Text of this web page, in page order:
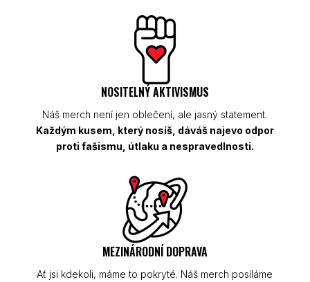
NOSITELNÝ AKTIVISMUS
Náš merch není jen oblečení, ale jasný statement.
Každým kusem, který nosíš, dáváš najevo odpor
proti fašismu, útlaku a nespravedlnosti.
MEZINÁRODNÍ DOPRAVA
Ať jsi kdekoli, máme to pokryté. Náš merch posíláme